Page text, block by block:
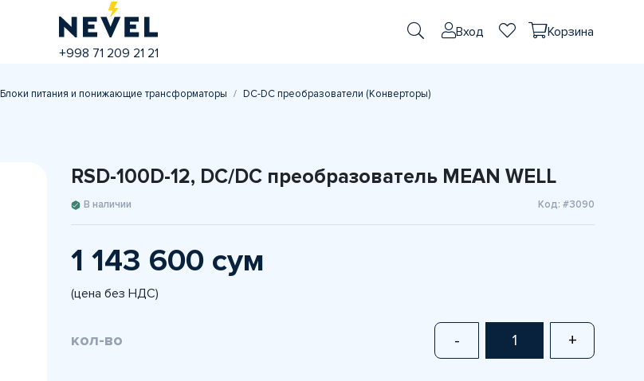
+998 71 209 21 21
Вход Корзина
Блоки питания и понижающие трансформаторы
DC-DC преобразователи (Конверторы)
RSD-100D-12, DC/DC преобразователь MEAN WELL
В наличии Код: #3090
1 143 600 сум
(цена без НДС)
кол-во - +